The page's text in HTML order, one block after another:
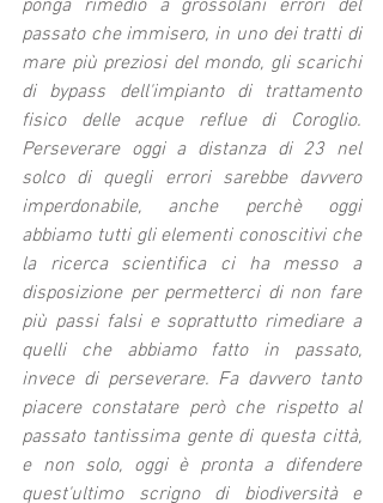
ponga rimedio a grossolani errori del
passato che immisero, in uno dei tratti di
mare più preziosi del mondo, gli scarichi
di bypass dell'impianto di trattamento
fisico delle acque reflue di Coroglio.
Perseverare oggi a distanza di 23 nel
solco di quegli errori sarebbe davvero
imperdonabile, anche perchè oggi
abbiamo tutti gli elementi conoscitivi che
la ricerca scientifica ci ha messo a
disposizione per permetterci di non fare
più passi falsi e soprattutto rimediare a
quelli che abbiamo fatto in passato,
invece di perseverare. Fa davvero tanto
piacere constatare però che rispetto al
passato tantissima gente di questa città,
e non solo, oggi è pronta a difendere
quest'ultimo scrigno di biodiversità e